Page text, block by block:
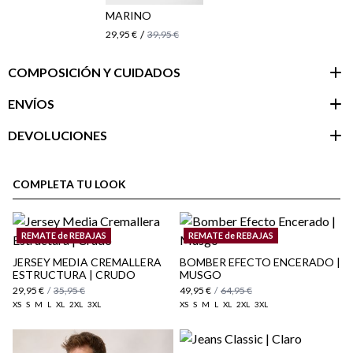
MARINO
29,95 € / 39,95 €
COMPOSICIÓN Y CUIDADOS
ENVÍOS
DEVOLUCIONES
cliente
COMPLETA TU LOOK
REMATE de REBAJAS
JERSEY MEDIA CREMALLERA
ESTRUCTURA | CRUDO
29,95 € / 35,95 €
XS S M L XL 2XL 3XL
REMATE de REBAJAS
BOMBER EFECTO ENCERADO |
MUSGO
49,95 € / 64,95 €
XS S M L XL 2XL 3XL